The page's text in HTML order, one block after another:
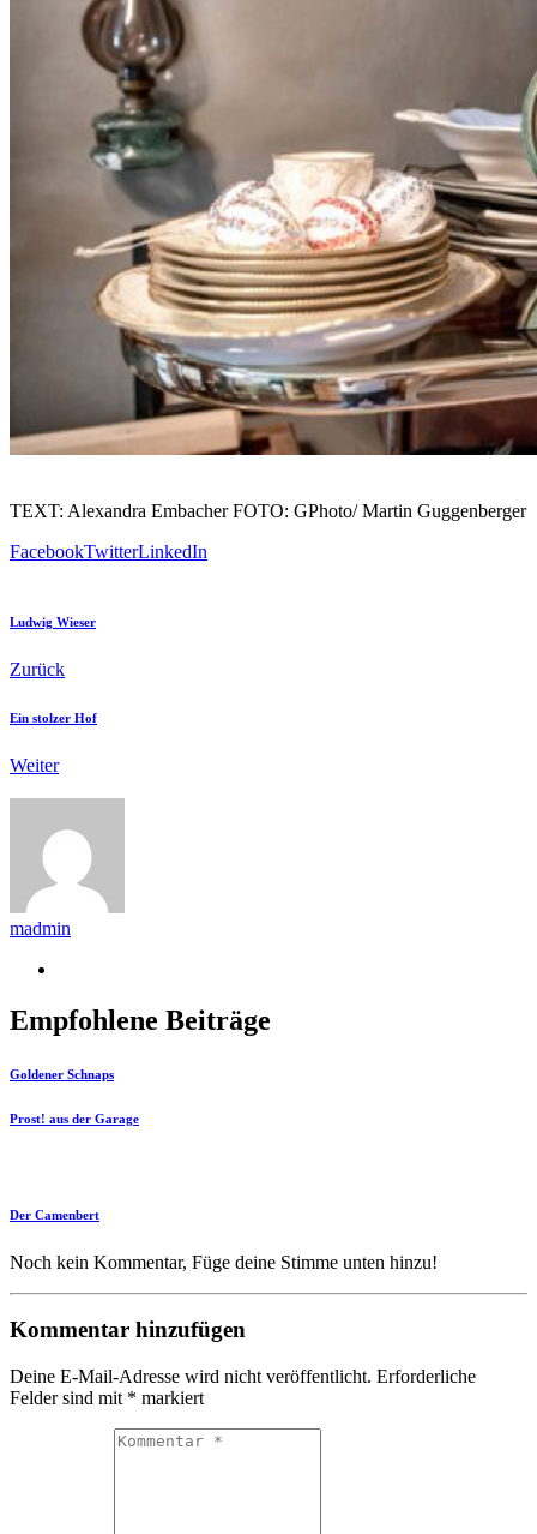
TEXT: Alexandra Embacher FOTO: GPhoto/ Martin Guggenberger
FacebookTwitterLinkedIn
Ludwig Wieser
Zurück
Ein stolzer Hof
Weiter
madmin
Empfohlene Beiträge
Goldener Schnaps
Prost! aus der Garage
Der Camenbert
Noch kein Kommentar, Füge deine Stimme unten hinzu!
Kommentar hinzufügen
Deine E-Mail-Adresse wird nicht veröffentlicht. Erforderliche
Felder sind mit * markiert